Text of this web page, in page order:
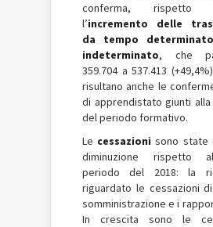
conferma, rispetto
l’incremento delle
da tempo
indeterminato, che
359.704 a 537.413
risultano anche le
di apprendistato giunti alla
del periodo formativo.
Le cessazioni sono state
diminuzione rispetto
periodo del 2018: la
riguardato le cessazioni
somministrazione e i
In crescita sono le